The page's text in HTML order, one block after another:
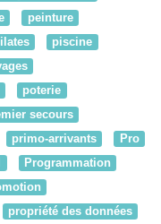
peinture
piscine
poterie
secours
primo-arrivants
Pro
Programmation
propriété des données